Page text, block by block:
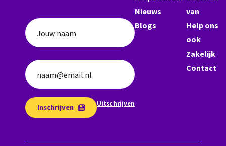
Jouw naam
naam@email.nl
Inschrijven Uitschrijven
Nieuws
Blogs
van
Help ons
ook
Zakelijk
Contact